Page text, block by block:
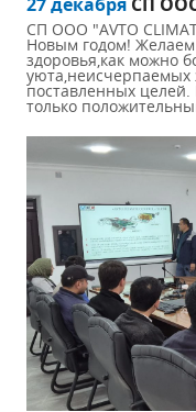
СП ООО "AVTO
Новым годом!
здоровья,как можно
уюта,неисчерпаемых
поставленных целей.
только